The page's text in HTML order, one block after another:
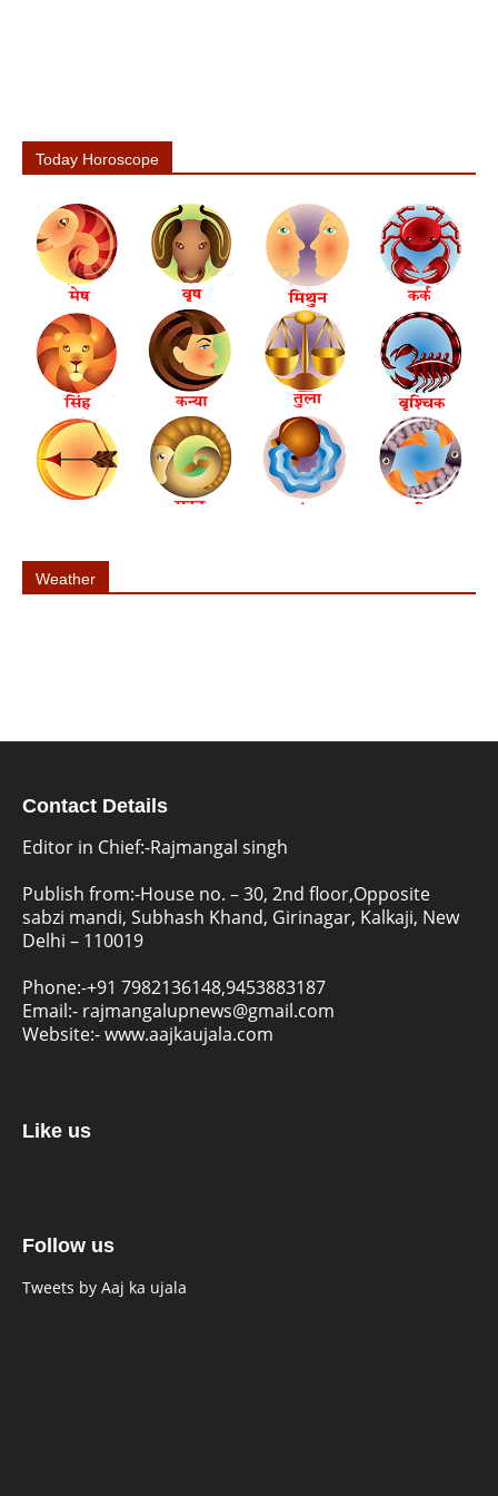
Today Horoscope
Weather
Contact Details
Editor in Chief:-Rajmangal singh
Publish from:-House no. – 30, 2nd floor,Opposite
sabzi mandi, Subhash Khand, Girinagar, Kalkaji, New
Delhi – 110019
Phone:-+91 7982136148,9453883187
Email:- rajmangalupnews@gmail.com
Website:-www.aajkaujala.com
Like us
Follow us
Tweets by Aaj ka ujala